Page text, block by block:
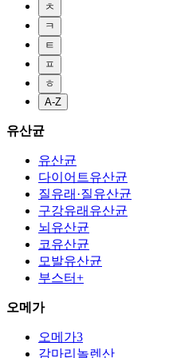
ㅊ
ㅋ
ㅌ
ㅍ
ㅎ
A-Z
유산균
유산균
다이어트유산균
질유래·질유산균
구강유래유산균
뇌유산균
코유산균
모발유산균
부스터+
오메가
오메가3
감마리놀렌산